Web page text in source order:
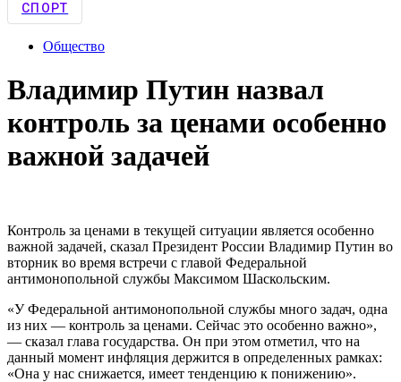
СПОРТ
Общество
Владимир Путин назвал
контроль за ценами особенно
важной задачей
Контроль за ценами в текущей ситуации является особенно
важной задачей, сказал Президент России Владимир Путин во
вторник во время встречи с главой Федеральной
антимонопольной службы Максимом Шаскольским.
«У Федеральной антимонопольной службы много задач, одна
из них — контроль за ценами. Сейчас это особенно важно»,
— сказал глава государства. Он при этом отметил, что на
данный момент инфляция держится в определенных рамках:
«Она у нас снижается, имеет тенденцию к понижению».